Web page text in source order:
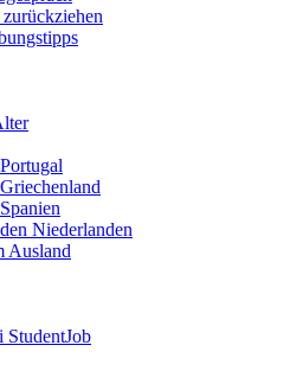
Niederlanden
Ausland
StudentJob